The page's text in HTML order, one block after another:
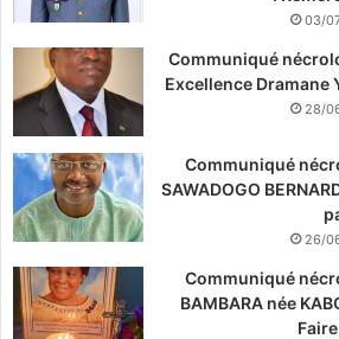
03/
Communiqué
Excellence Dramane
28/
Communiqué
SAWADOGO
26/
Communiqué
BAMBARA née